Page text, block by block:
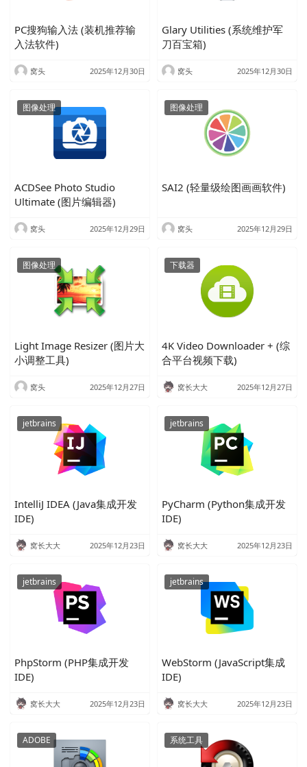
PC搜狗输入法 (装机推荐输
入法软件)
窝头 2025年12月30日
Glary Utilities (系统维护军
刀百宝箱)
窝头 2025年12月30日
图像处理
ACDSee Photo Studio
Ultimate (图片编辑器)
窝头 2025年12月29日
图像处理
SAI2 (轻量级绘图画画软件)
窝头 2025年12月29日
图像处理
Light Image Resizer (图片大
小调整工具)
窝头 2025年12月27日
下载器
4K Video Downloader + (综
合平台视频下载)
窝长大大 2025年12月27日
jetbrains
IntelliJ IDEA (Java集成开发
IDE)
窝长大大 2025年12月23日
jetbrains
PyCharm (Python集成开发
IDE)
窝长大大 2025年12月23日
jetbrains
PhpStorm (PHP集成开发
IDE)
窝长大大 2025年12月23日
jetbrains
WebStorm (JavaScript集成
IDE)
窝长大大 2025年12月23日
ADOBE 系统工具